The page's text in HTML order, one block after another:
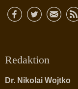
Redaktion
Dr. Nikolai Wojtko